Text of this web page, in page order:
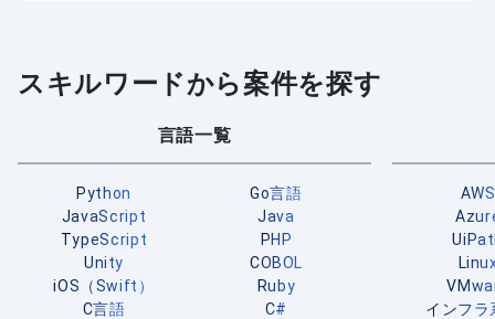
スキルワードから案件を探す
言語一覧
Python
Go言語
JavaScript
Java
TypeScript
PHP
Unity
COBOL
iOS（Swift）
Ruby
C言語
C#
AWS
インフラ